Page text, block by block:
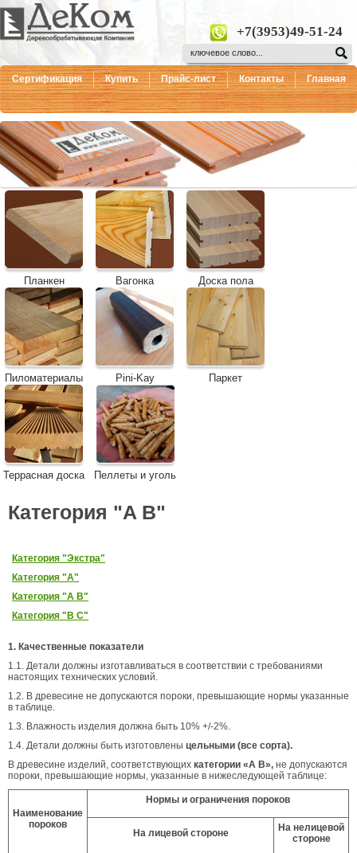
+7(3953)49-51-24
Сертификация Купить Прайс-лист Контакты Главная
Планкен Вагонка Доска пола
Пиломатериалы Pini-Kay Паркет
Террасная доска Пеллеты и уголь
Категория "A В"
Категория "Экстра"
Категория "А"
Категория "A В"
Категория "B С"
1. Качественные показатели
1.1. Детали должны изготавливаться в соответствии с требованиями
настоящих технических условий.
1.2. В древесине не допускаются пороки, превышающие нормы указанные
в таблице.
1.3. Влажность изделия должна быть 10% +/-2%.
1.4. Детали должны быть изготовлены цельными (все сорта).
В древесине изделий, соответствующих категории «A В», не допускаются
пороки, превышающие нормы, указанные в нижеследующей таблице:
Наименование
пороков
Нормы и ограничения пороков
На лицевой стороне
На нелицевой
стороне